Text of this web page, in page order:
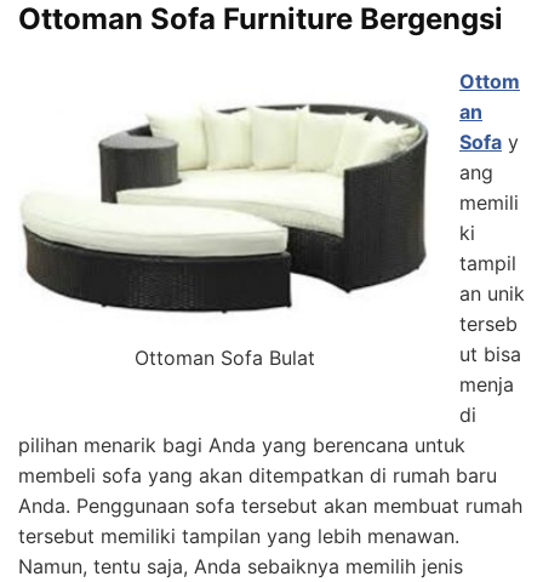
Ottoman Sofa Furniture Bergengsi
Ottoman Sofa Bulat
Ottom
an
Sofa y
ang
memili
ki
tampil
an unik
terseb
ut bisa
menja
di
pilihan menarik bagi Anda yang berencana untuk
membeli sofa yang akan ditempatkan di rumah baru
Anda. Penggunaan sofa tersebut akan membuat rumah
tersebut memiliki tampilan yang lebih menawan.
Namun, tentu saja, Anda sebaiknya memilih jenis